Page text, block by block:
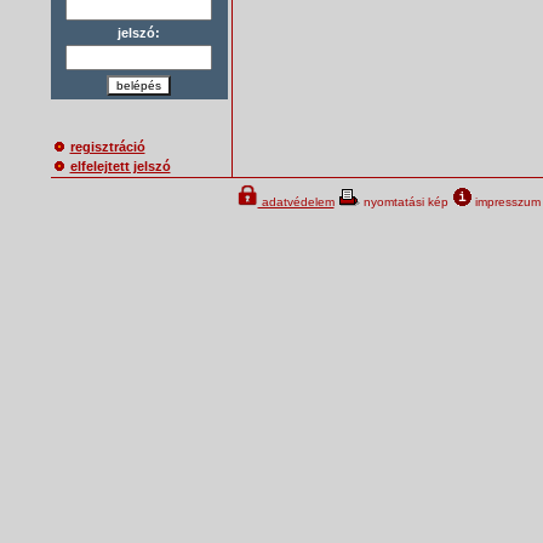
jelszó:
belépés
regisztráció
elfelejtett jelszó
adatvédelem nyomtatási kép impresszum